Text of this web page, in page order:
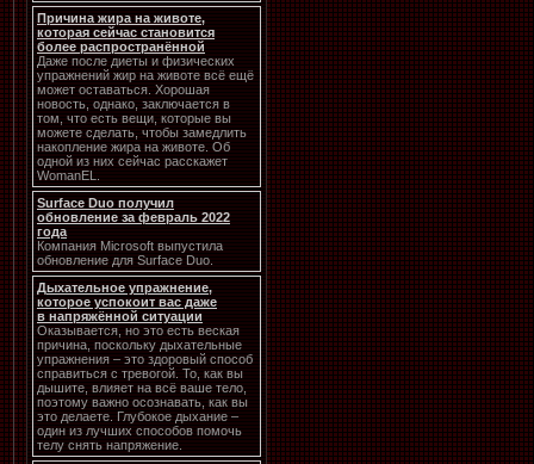
Причина жира на животе,
которая сейчас становится
более распространённой
Даже после диеты и физических
упражнений жир на животе всё ещё
может оставаться. Хорошая
новость, однако, заключается в
том, что есть вещи, которые вы
можете сделать, чтобы замедлить
накопление жира на животе. Об
одной из них сейчас расскажет
WomanEL.
Surface Duo получил
обновление за февраль 2022
года
Компания Microsoft выпустила
обновление для Surface Duo.
Дыхательное упражнение,
которое успокоит вас даже
в напряжённой ситуации
Оказывается, но это есть веская
причина, поскольку дыхательные
упражнения – это здоровый способ
справиться с тревогой. То, как вы
дышите, влияет на всё ваше тело,
поэтому важно осознавать, как вы
это делаете. Глубокое дыхание –
один из лучших способов помочь
телу снять напряжение.